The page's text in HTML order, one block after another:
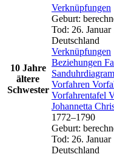
10 Jahre
ältere
Schwester
Verknüpfungen
Geburt:
Tod: 26. Januar
Deutschland
Verknüpfungen
Beziehungen
Vorfahren
Vorfahrentafel
Johannetta
1772–1790
Geburt:
Tod: 26. Januar
Deutschland